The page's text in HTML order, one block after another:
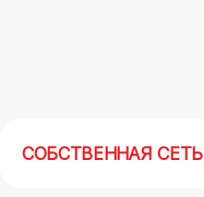
СОБСТВЕННАЯ СЕТЬ